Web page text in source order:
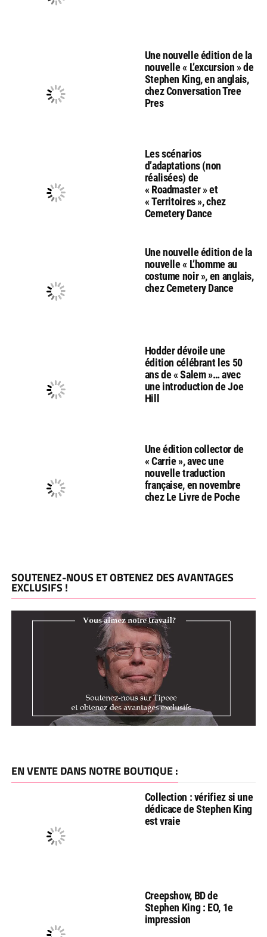
Une nouvelle édition de la
nouvelle « L’excursion » de
Stephen King, en anglais,
chez Conversation Tree
Pres
Les scénarios
d’adaptations (non
réalisées) de
« Roadmaster » et
« Territoires », chez
Cemetery Dance
Une nouvelle édition de la
nouvelle « L’homme au
costume noir », en anglais,
chez Cemetery Dance
Hodder dévoile une
édition célébrant les 50
ans de « Salem »… avec
une introduction de Joe
Hill
Une édition collector de
« Carrie », avec une
nouvelle traduction
française, en novembre
chez Le Livre de Poche
SOUTENEZ-NOUS ET OBTENEZ DES AVANTAGES
EXCLUSIFS !
EN VENTE DANS NOTRE BOUTIQUE :
Collection : vérifiez si une
dédicace de Stephen King
est vraie
Creepshow, BD de
Stephen King : EO, 1e
impression